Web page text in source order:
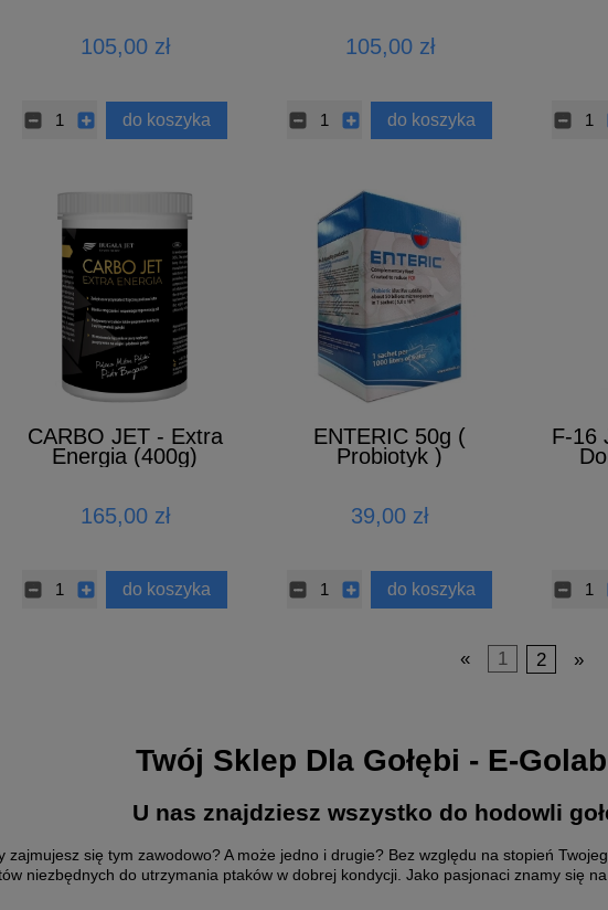
105,00 zł
do koszyka
105,00 zł
do koszyka
CARBO JET - Extra
Energia (400g)
165,00 zł
do koszyka
ENTERIC 50g (
Probiotyk )
39,00 zł
do koszyka
F-16
« 1 2 »
Twój Sklep Dla Gołębi - E-
U nas znajdziesz wszystko do hodowli
zajmujesz się tym zawodowo? A może jedno i drugie? Bez względu na stopień
niezbędnych do utrzymania ptaków w dobrej kondycji. Jako pasjonaci znamy się